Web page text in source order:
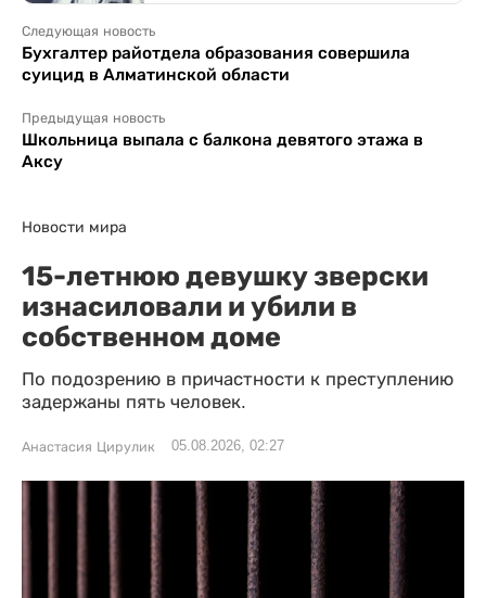
Следующая новость
Бухгалтер райотдела образования совершила
суицид в Алматинской области
Предыдущая новость
Школьница выпала с балкона девятого этажа в
Аксу
Новости мира
15-летнюю девушку зверски
изнасиловали и убили в
собственном доме
По подозрению в причастности к преступлению
задержаны пять человек.
Анастасия Цирулик 05.08.2026, 02:27